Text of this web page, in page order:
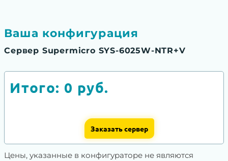
Ваша конфигурация
Сервер Supermicro SYS-6025W-NTR+V
Итого: 0 руб.
Заказать сервер
Цены, указанные в конфигураторе не являются